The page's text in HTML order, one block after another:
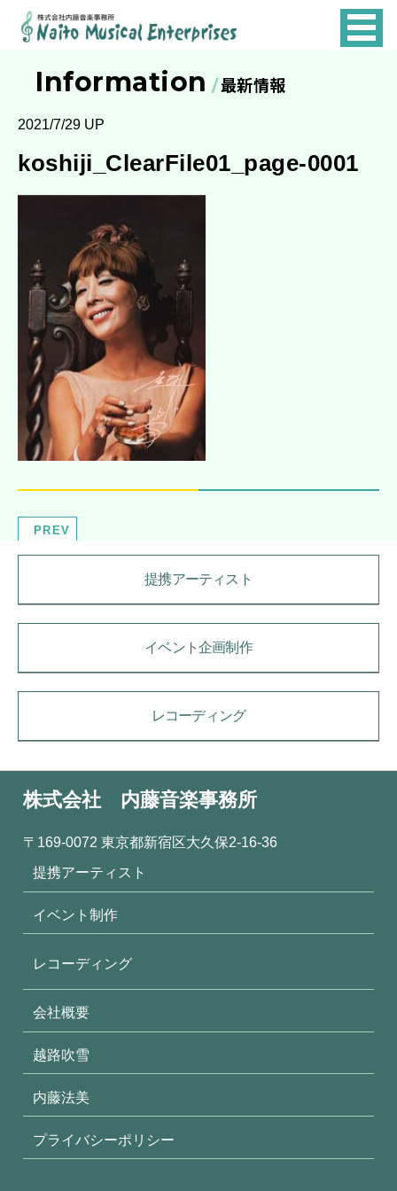
MUSICAL
ENTERPRISES
Information 最新情報
2021/7/29 UP
koshiji_ClearFile01_page-0001
PREV
提携アーティスト
イベント企画制作
レコーディング
株式会社 内藤音楽事務所
〒169-0072 東京都新宿区大久保2-16-36
提携アーティスト
イベント制作
レコーディング
会社概要
越路吹雪
内藤法美
プライバシーポリシー